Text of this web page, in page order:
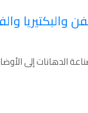
والبكتيريا
لصناعة الدهانات